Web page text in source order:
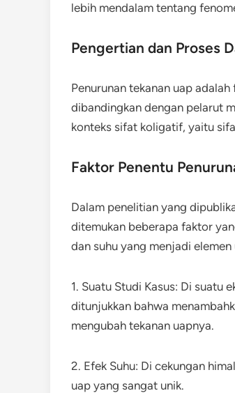
lebih mendalam tentang
Pengertian dan Proses
Penurunan tekanan uap
dibandingkan dengan pelarut
konteks sifat koligatif, yaitu
Faktor Penentu
Dalam penelitian yang
ditemukan beberapa faktor
dan suhu yang menjadi elemen
1. Suatu Studi Kasus: Di suatu
ditunjukkan bahwa
mengubah tekanan uapnya.
2. Efek Suhu: Di cekungan
uap yang sangat unik.